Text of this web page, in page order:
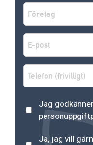
Företag
E-
post *
Telefon
Astrakans
Jag
Nyhetsbrev
Ja, jag vill